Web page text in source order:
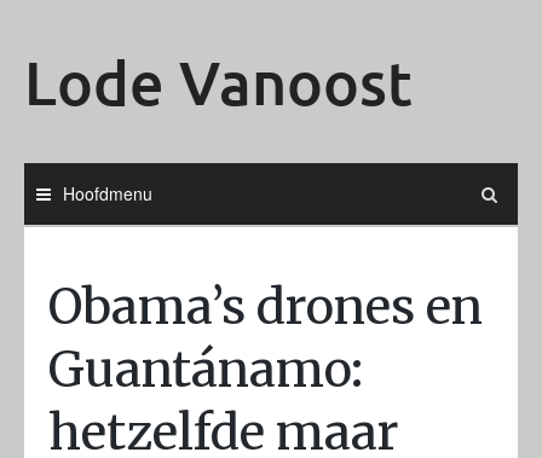
Lode Vanoost
Hoofdmenu
Obama’s drones en
Guantánamo:
hetzelfde maar